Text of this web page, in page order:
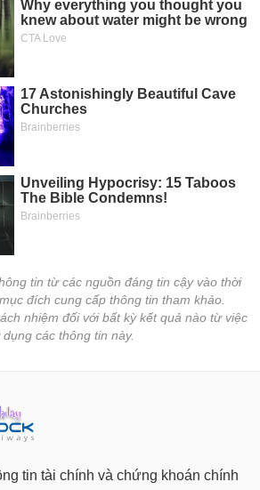
tin từ các nguồn đáng tin cậy vào thời
đích cung cấp thông tin tham khảo.
nhiệm đối với bất kỳ kết quả nào từ việc
dụng các thông tin này.
tin tài chính và chứng khoán chính